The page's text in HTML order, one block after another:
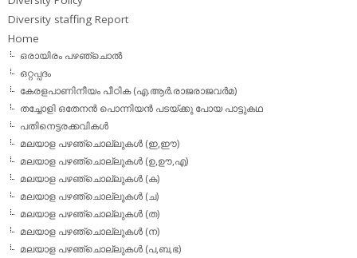
Diversity staffing Report
Home
ഒരായിരം പഴഞ്ചൊല്‍
ഒറ്റപ്പദം
കേരളപാണിനീയം പീഠിക (എ.ആര്‍.രാജരാജവര്‍മ)
തച്ചോളി ഒതേനൻ പൊന്നിയൻ പടയ്‌ക്കു പോയ പാട്ടുകഥ
പതിനെട്ടരക്കവികള്‍
മലയാള പഴഞ്ചൊല്ലുകള്‍ (ഇ,ഈ)
മലയാള പഴഞ്ചൊല്ലുകള്‍ (ഉ,ഊ,എ)
മലയാള പഴഞ്ചൊല്ലുകള്‍ (ക)
മലയാള പഴഞ്ചൊല്ലുകള്‍ (ച)
മലയാള പഴഞ്ചൊല്ലുകള്‍ (ത)
മലയാള പഴഞ്ചൊല്ലുകള്‍ (ന)
മലയാള പഴഞ്ചൊല്ലുകള്‍ (പ,ബ,ഭ)